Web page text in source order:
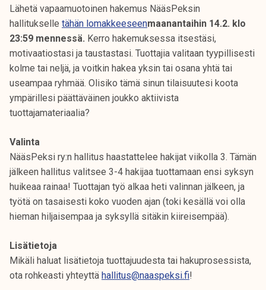
Lähetä vapaamuotoinen hakemus NääsPeksin
hallitukselle tähän lomakkeeseenmaanantaihin 14.2. klo
23:59 mennessä. Kerro hakemuksessa itsestäsi,
motivaatiostasi ja taustastasi. Tuottajia valitaan tyypillisesti
kolme tai neljä, ja voitkin hakea yksin tai osana yhtä tai
useampaa ryhmää. Olisiko tämä sinun tilaisuutesi koota
ympärillesi päättäväinen joukko aktiivista
tuottajamateriaalia?
Valinta
NääsPeksi ry:n hallitus haastattelee hakijat viikolla 3. Tämän
jälkeen hallitus valitsee 3-4 hakijaa tuottamaan ensi syksyn
huikeaa rainaa! Tuottajan työ alkaa heti valinnan jälkeen, ja
työtä on tasaisesti koko vuoden ajan (toki kesällä voi olla
hieman hiljaisempaa ja syksyllä sitäkin kiireisempää).
Lisätietoja
Mikäli haluat lisätietoja tuottajuudesta tai hakuprosessista,
ota rohkeasti yhteyttä hallitus@naaspeksi.fi!